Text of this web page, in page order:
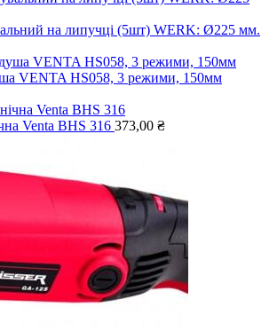
на липучці (5шт) WERK: Ø225 мм.
VENTA HS058, 3 режими, 150мм
Venta BHS 316 373,00 ₴